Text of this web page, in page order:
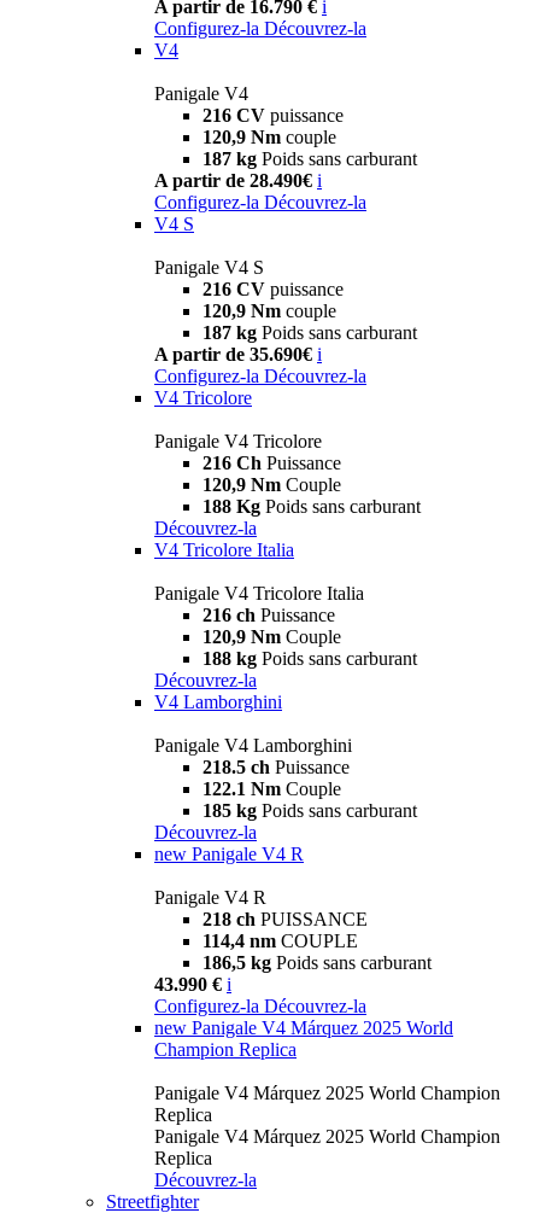
A partir de 16.790 € i
Configurez-la Découvrez-la
V4
Panigale V4
216 CV puissance
120,9 Nm couple
187 kg Poids sans carburant
A partir de 28.490€ i
Configurez-la Découvrez-la
V4 S
Panigale V4 S
216 CV puissance
120,9 Nm couple
187 kg Poids sans carburant
A partir de 35.690€ i
Configurez-la Découvrez-la
V4 Tricolore
Panigale V4 Tricolore
216 Ch Puissance
120,9 Nm Couple
188 Kg Poids sans carburant
Découvrez-la
V4 Tricolore Italia
Panigale V4 Tricolore Italia
216 ch Puissance
120,9 Nm Couple
188 kg Poids sans carburant
Découvrez-la
V4 Lamborghini
Panigale V4 Lamborghini
218.5 ch Puissance
122.1 Nm Couple
185 kg Poids sans carburant
Découvrez-la
new Panigale V4 R
Panigale V4 R
218 ch PUISSANCE
114,4 nm COUPLE
186,5 kg Poids sans carburant
43.990 € i
Configurez-la Découvrez-la
new Panigale V4 Márquez 2025 World
Champion Replica
Panigale V4 Márquez 2025 World Champion
Replica
Panigale V4 Márquez 2025 World Champion
Replica
Découvrez-la
Streetfighter